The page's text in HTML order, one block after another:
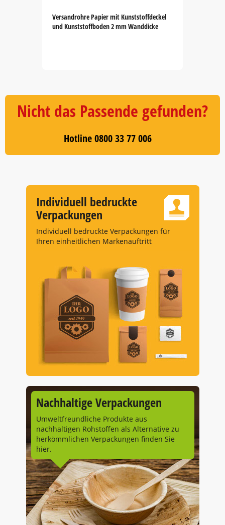
Versandrohre Papier mit Kunststoffdeckel
und Kunststoffboden 2 mm Wanddicke
5
Nicht das Passende gefunden?
Hotline 0800 33 77 006
Individuell bedruckte
Verpackungen
Individuell bedruckte Verpackungen für
Ihren einheitlichen Markenauftritt
Nachhaltige Verpackungen
Umweltfreundliche Produkte aus
nachhaltigen Rohstoffen als Alternative zu
herkömmlichen Verpackungen finden Sie
hier.